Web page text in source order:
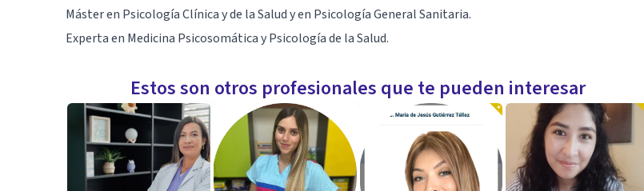
Máster en Psicología Clínica y de la Salud y en Psicología General Sanitaria.
Experta en Medicina Psicosomática y Psicología de la Salud.
Estos son otros profesionales que te pueden interesar